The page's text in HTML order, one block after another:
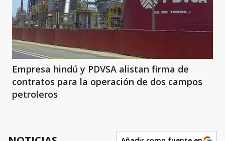
Empresa hindú y PDVSA alistan firma de
contratos para la operación de dos campos
petroleros